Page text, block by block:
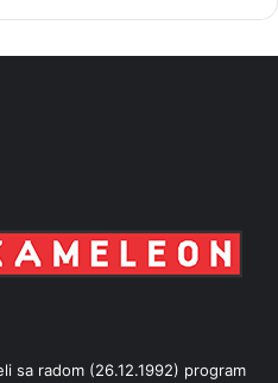
sa radom (26.12.1992) program